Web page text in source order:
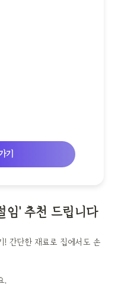
기
임' 추천 드립니다
! 간단한 재료로 집에서도 손
.